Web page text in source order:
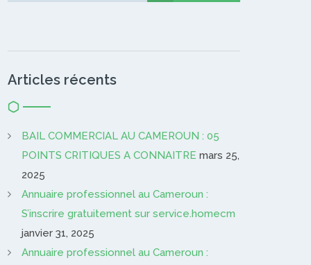
Articles récents
BAIL COMMERCIAL AU CAMEROUN : 05
POINTS CRITIQUES A CONNAITRE mars 25,
2025
Annuaire professionnel au Cameroun :
S’inscrire gratuitement sur service.homecm
janvier 31, 2025
Annuaire professionnel au Cameroun :